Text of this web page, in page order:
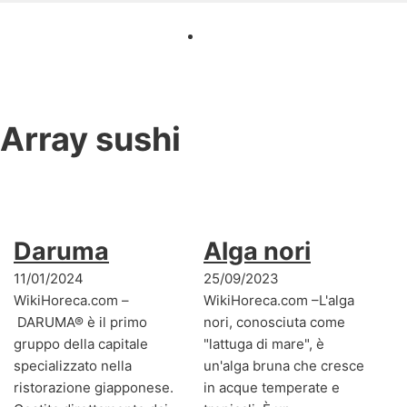
Array sushi
Daruma
11/01/2024
WikiHoreca.com –
DARUMA® è il primo
gruppo della capitale
specializzato nella
ristorazione giapponese.
Alga nori
25/09/2023
WikiHoreca.com –L'alga
nori, conosciuta come
"lattuga di mare", è
un'alga bruna che cresce
in acque temperate e